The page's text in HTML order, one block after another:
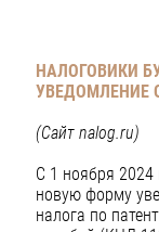
НАЛОГОВИКИ
УВЕДОМЛЕНИЕ
(Сайт nalog.ru)
С 1 ноября 2024
новую форму
налога по